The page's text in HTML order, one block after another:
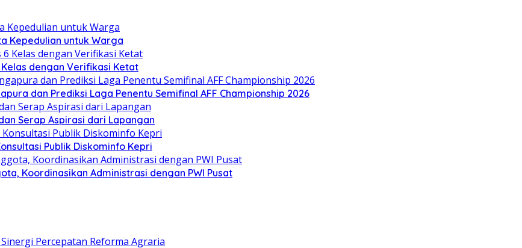
Kepedulian untuk Warga
Kelas dengan Verifikasi Ketat
dan Prediksi Laga Penentu Semifinal AFF Championship 2026
Serap Aspirasi dari Lapangan
Publik Diskominfo Kepri
Koordinasikan Administrasi dengan PWI Pusat